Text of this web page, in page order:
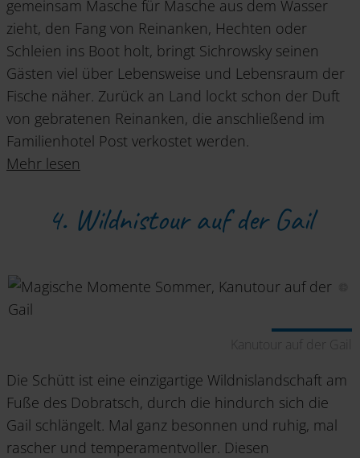
gemeinsam Masche für Masche aus dem Wasser
zieht, den Fang von Reinanken, Hechten oder
Schleien ins Boot holt, bringt Sichrowsky seinen
Gästen viel über Lebensweise und Lebensraum der
Fische näher. Zurück an Land lockt schon der Duft
von gebratenen Reinanken, die anschließend im
Familienhotel Post verkostet werden.
Mehr lesen
4. Wildnistour auf der Gail
Kanutour auf der Gail
Die Schütt ist eine einzigartige Wildnislandschaft am
Fuße des Dobratsch, durch die hindurch sich die
Gail schlängelt. Mal ganz besonnen und ruhig, mal
rascher und temperamentvoller. Diesen